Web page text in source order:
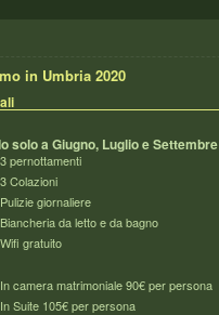
in Umbria 2020
solo a Giugno, Luglio e Settembre
3 pernottamenti
3 Colazioni
Pulizie giornaliere
Biancheria da letto e da bagno
Wifi gratuito
In camera matrimoniale 90€ per persona
In Suite 105€ per persona